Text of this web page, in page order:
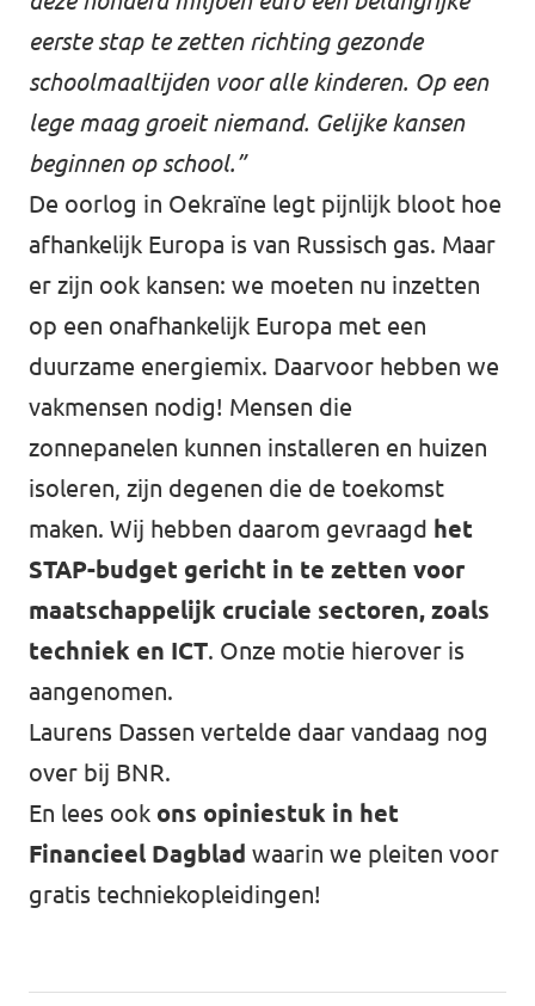
eerste stap te zetten richting gezonde
schoolmaaltijden voor alle kinderen. Op een
lege maag groeit niemand. Gelijke kansen
beginnen op school.”
De oorlog in Oekraïne legt pijnlijk bloot hoe
afhankelijk Europa is van Russisch gas. Maar
er zijn ook kansen: we moeten nu inzetten
op een onafhankelijk Europa met een
duurzame energiemix. Daarvoor hebben we
vakmensen nodig! Mensen die
zonnepanelen kunnen installeren en huizen
isoleren, zijn degenen die de toekomst
maken. Wij hebben daarom gevraagd het
STAP-budget gericht in te zetten voor
maatschappelijk cruciale sectoren, zoals
techniek en ICT. Onze motie hierover is
aangenomen.
Laurens Dassen vertelde daar vandaag nog
over bij BNR.
En lees ook ons opiniestuk in het
Financieel Dagblad waarin we pleiten voor
gratis techniekopleidingen!